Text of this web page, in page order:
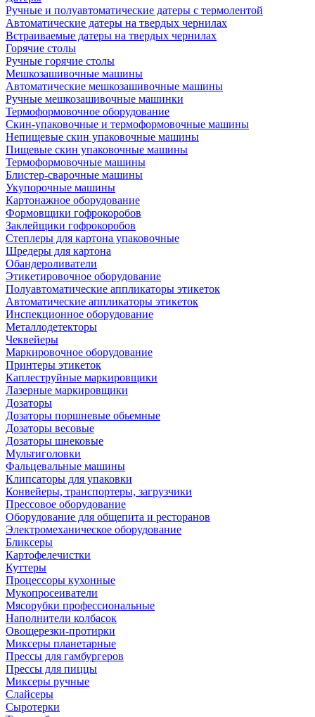
Ручные и полуавтоматические датеры с термолентой
Автоматические датеры на твердых чернилах
Встраиваемые датеры на твердых чернилах
Горячие столы
Ручные горячие столы
Мешкозашивочные машины
Автоматические мешкозашивочные машины
Ручные мешкозашивочные машинки
Термоформовочное оборудование
Скин-упаковочные и термоформовочные машины
Непищевые скин упаковочные машины
Пищевые скин упаковочные машины
Термоформовочные машины
Блистер-сварочные машины
Укупорочные машины
Картонажное оборудование
Формовщики гофрокоробов
Заклейщики гофрокоробов
Степлеры для картона упаковочные
Шредеры для картона
Обандероливатели
Этикетировочное оборудование
Полуавтоматические аппликаторы этикеток
Автоматические аппликаторы этикеток
Инспекционное оборудование
Металлодетекторы
Чеквейеры
Маркировочное оборудование
Принтеры этикеток
Каплеструйные маркировщики
Лазерные маркировщики
Дозаторы
Дозаторы поршневые обьемные
Дозаторы весовые
Дозаторы шнековые
Мультиголовки
Фальцевальные машины
Клипсаторы для упаковки
Конвейеры, транспортеры, загрузчики
Прессовое оборудование
Оборудование для общепита и ресторанов
Электромеханическое оборудование
Бликсеры
Картофелечистки
Куттеры
Процессоры кухонные
Мукопросеиватели
Мясорубки профессиональные
Наполнители колбасок
Овощерезки-протирки
Миксеры планетарные
Прессы для гамбургеров
Прессы для пиццы
Миксеры ручные
Слайсеры
Сыротерки